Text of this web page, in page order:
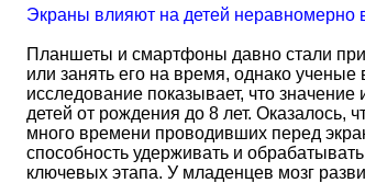
Экраны влияют на детей неравномерно
Планшеты и смартфоны давно стали
или занять его на время, однако
исследование показывает, что
детей от рождения до 8 лет. Оказалось,
много времени проводивших перед
способность удерживать и
ключевых этапа. У младенцев мозг